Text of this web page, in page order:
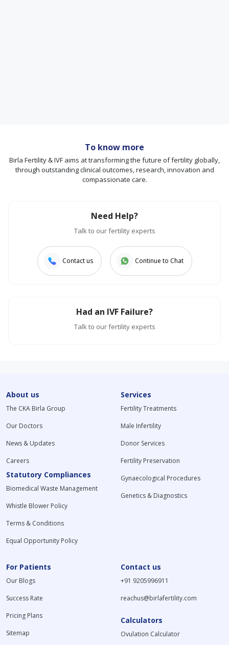
To know more
Birla Fertility & IVF aims at transforming the future of fertility globally,
through outstanding clinical outcomes, research, innovation and
compassionate care.
Need Help?
Talk to our fertility experts
Contact us Continue to Chat
Had an IVF Failure?
Talk to our fertility experts
About us
The CKA Birla Group
Our Doctors
News & Updates
Careers
Statutory Compliances
Biomedical Waste Management
Whistle Blower Policy
Terms & Conditions
Equal Opportunity Policy
Services
Fertility Treatments
Male Infertility
Donor Services
Fertility Preservation
Gynaecological Procedures
Genetics & Diagnostics
For Patients
Our Blogs
Success Rate
Pricing Plans
Sitemap
Contact us
+91 9205996911
reachus@birlafertility.com
Calculators
Ovulation Calculator